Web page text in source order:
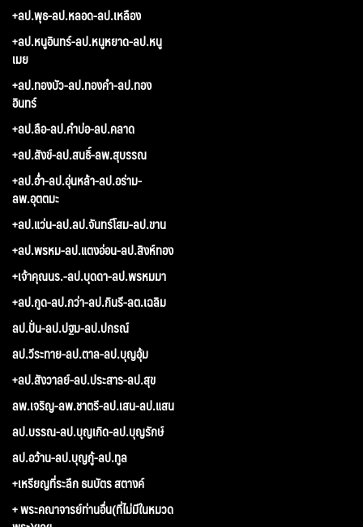
+ลป.พุธ-ลป.หลอด-ลป.เหลือง
+ลป.หนูอินทร์-ลป.หนูหยาด-ลป.หนู
เมย
+ลป.ทองบัว-ลป.ทองคำ-ลป.ทอง
อินทร์
+ลป.ลือ-ลป.คำบ่อ-ลป.คลาด
+ลป.สังข์-ลป.สนธิ์-ลพ.สุบรรณ
+ลป.อ่ำ-ลป.อุ่นหล้า-ลป.อร่าม-
ลพ.อุตตมะ
+ลป.แว่น-ลป.ลป.จันทร์โสม-ลป.ขาน
+ลป.พรหม-ลป.แตงอ่อน-ลป.สิงห์ทอง
+เจ้าคุณนร.-ลป.บุดดา-ลป.พรหมมา
+ลป.กูด-ลป.กว่า-ลป.กินรี-ลต.เฉลิม
ลป.ปั่น-ลป.ปฐม-ลป.ปกรณ์
ลป.วีระทาย-ลป.ตาล-ลป.บุญอุ้ม
+ลป.สังวาลย์-ลป.ประสาร-ลป.สุข
ลพ.เจริญ-ลพ.ชาตรี-ลป.เสน-ลป.แสน
ลป.บรรณ-ลป.บุญเกิด-ลป.บุญรักษ์
ลป.อว้าน-ลป.บุญกู้-ลป.ทูล
+เหรียญที่ระลึก ธนบัตร สตางค์
+ พระคณาจารย์ท่านอื่น(ที่ไม่มีในหมวด